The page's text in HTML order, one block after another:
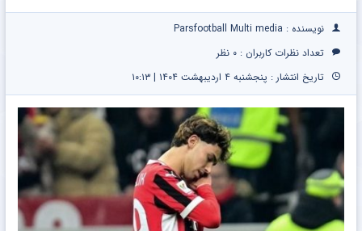
نویسنده : Parsfootball Multi media
تعداد نظرات کاربران : ۰ نظر
تاریخ انتشار : پنجشنبه ۴ اردیبهشت ۱۴۰۴ | ۱۰:۱۳